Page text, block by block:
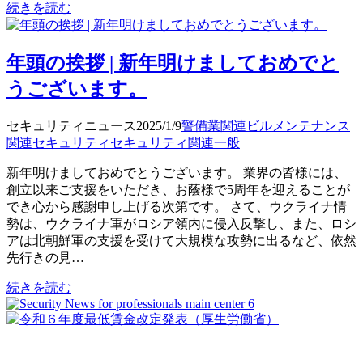
続きを読む
年頭の挨拶 | 新年明けましておめでと
うございます。
セキュリティニュース2025/1/9警備業関連 ビルメンテナンス
関連セキュリティ セキュリティ関連一般
新年明けましておめでとうございます。 業界の皆様には、
創立以来ご支援をいただき、お蔭様で5周年を迎えることが
でき心から感謝申し上げる次第です。 さて、ウクライナ情
勢は、ウクライナ軍がロシア領内に侵入反撃し、また、ロシ
アは北朝鮮軍の支援を受けて大規模な攻勢に出るなど、依然
先行きの見…
続きを読む